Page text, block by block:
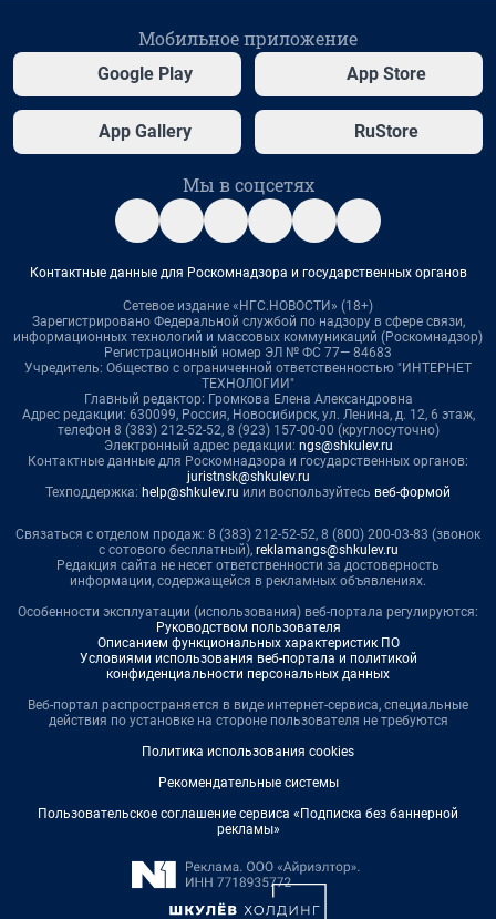
Мобильное приложение
Google Play App Store
App Gallery RuStore
Мы в соцсетях
Контактные данные для Роскомнадзора и государственных органов
Сетевое издание «НГС.НОВОСТИ» (18+)
Зарегистрировано Федеральной службой по надзору в сфере связи,
информационных технологий и массовых коммуникаций (Роскомнадзор)
Регистрационный номер ЭЛ № ФС 77— 84683
Учредитель: Общество с ограниченной ответственностью "ИНТЕРНЕТ
ТЕХНОЛОГИИ"
Главный редактор: Громкова Елена Александровна
Адрес редакции: 630099, Россия, Новосибирск, ул. Ленина, д. 12, 6 этаж,
телефон 8 (383) 212-52-52, 8 (923) 157-00-00 (круглосуточно)
Электронный адрес редакции: ngs@shkulev.ru
Контактные данные для Роскомнадзора и государственных органов:
juristnsk@shkulev.ru
Техподдержка: help@shkulev.ru или воспользуйтесь веб-формой
Связаться с отделом продаж: 8 (383) 212-52-52, 8 (800) 200-03-83 (звонок
с сотового бесплатный), reklamangs@shkulev.ru
Редакция сайта не несет ответственности за достоверность
информации, содержащейся в рекламных объявлениях.
Особенности эксплуатации (использования) веб-портала регулируются:
Руководством пользователя
Описанием функциональных характеристик ПО
Условиями использования веб-портала и политикой
конфиденциальности персональных данных
Веб-портал распространяется в виде интернет-сервиса, специальные
действия по установке на стороне пользователя не требуются
Политика использования cookies
Рекомендательные системы
Пользовательское соглашение сервиса «Подписка без баннерной
рекламы»